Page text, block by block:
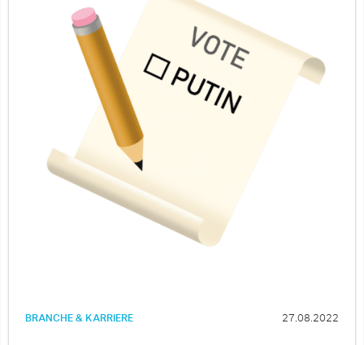
BRANCHE & KARRIERE 27.08.2022